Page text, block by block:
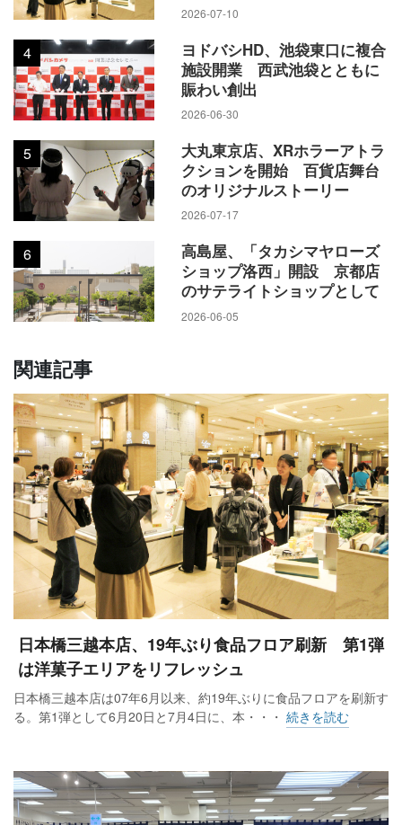
2026-07-10
4
ヨドバシHD、池袋東口に複合
施設開業 西武池袋とともに
賑わい創出
2026-06-30
5
大丸東京店、XRホラーアトラ
クションを開始 百貨店舞台
のオリジナルストーリー
2026-07-17
6
高島屋、「タカシマヤローズ
ショップ洛西」開設 京都店
のサテライトショップとして
2026-06-05
関連記事
日本橋三越本店、19年ぶり食品フロア刷新 第1弾
は洋菓子エリアをリフレッシュ
日本橋三越本店は07年6月以来、約19年ぶりに食品フロアを刷新す
る。第1弾として6月20日と7月4日に、本・・・ 続きを読む